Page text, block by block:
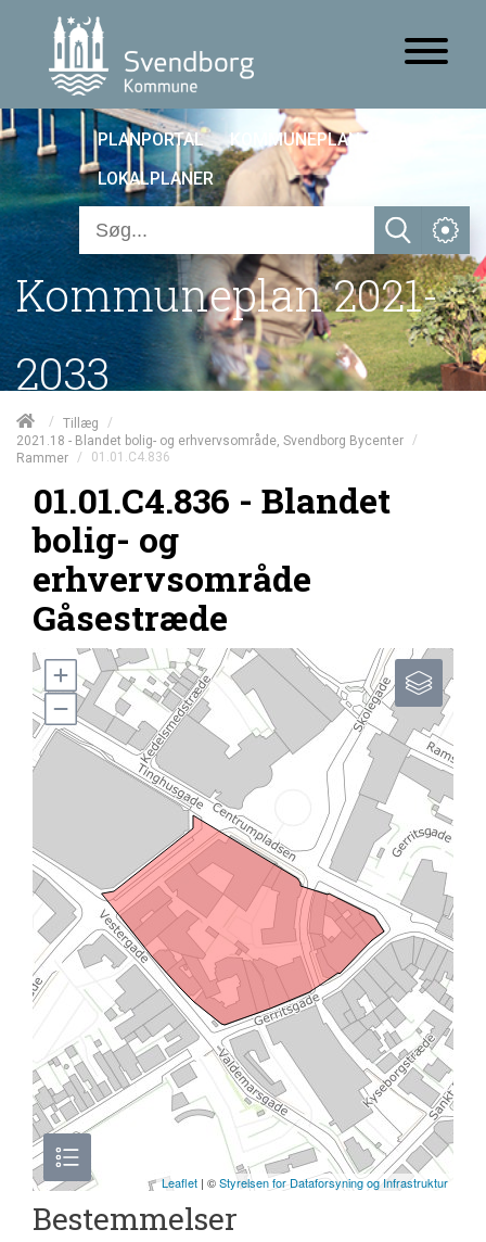
PLANPORTAL
KOMMUNEPLAN 25
LOKALPLANER
Kommuneplan 2021-
2033
/ Tillæg
/
2021.18 - Blandet bolig- og erhvervsområde, Svendborg Bycenter
/
Rammer
/ 01.01.C4.836
01.01.C4.836 - Blandet
bolig- og
erhvervsområde
Gåsestræde
Leaflet | ©Styrelsen for Dataforsyning og Infrastruktur
Bestemmelser